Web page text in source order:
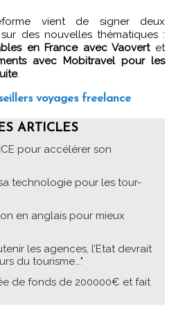
vient de signer deux
des nouvelles thématiques :
en France avec Vaovertet
avec Mobitravel pour les
.
voyages freelance
ARTICLES
pour accélérer son
technologie pour les tour-
en anglais pour mieux
les agences, l’Etat devrait
du tourisme..."
de fonds de 200000€ et fait